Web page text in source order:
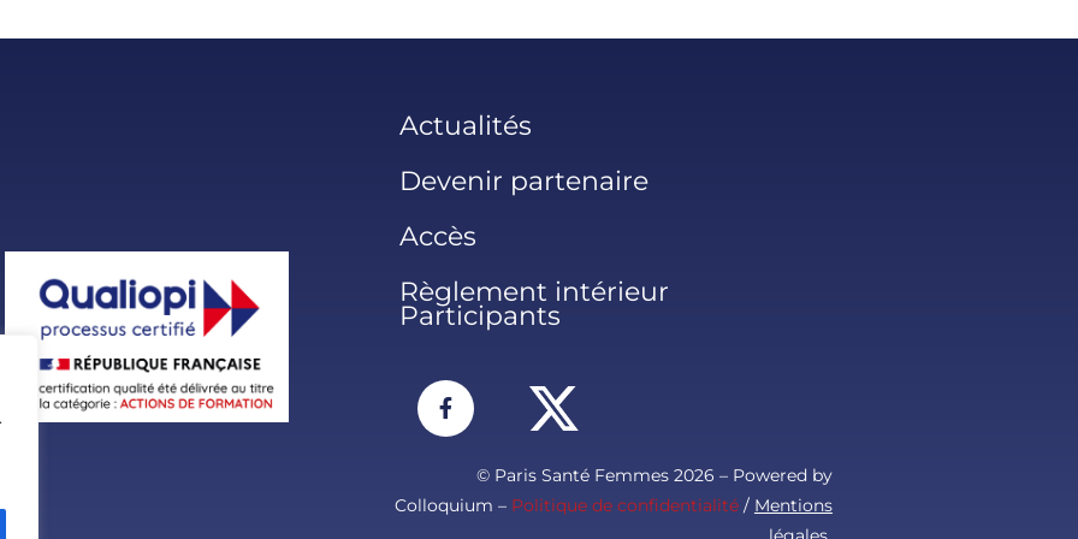
Actualités
Devenir partenaire
Accès
Règlement intérieur
Participants
© Paris Santé Femmes 2026 – Powered by
Colloquium – Politique de confidentialité/ Mentions